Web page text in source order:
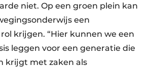
niet. Op een groen plein kan
een
krijgen. “Hier kunnen we een
leggen voor een generatie die
krijgt met zaken als